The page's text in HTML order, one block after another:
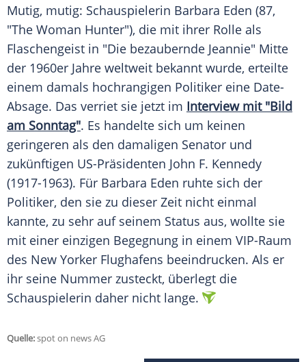
Mutig, mutig: Schauspielerin Barbara Eden (87,
"The Woman Hunter"), die mit ihrer Rolle als
Flaschengeist in "Die bezaubernde Jeannie" Mitte
der 1960er Jahre weltweit bekannt wurde, erteilte
einem damals hochrangigen Politiker eine Date-
Absage. Das verriet sie jetzt im Interview mit "Bild
am Sonntag". Es handelte sich um keinen
geringeren als den damaligen Senator und
zukünftigen US-Präsidenten John F. Kennedy
(1917-1963). Für Barbara Eden ruhte sich der
Politiker, den sie zu dieser Zeit nicht einmal
kannte, zu sehr auf seinem Status aus, wollte sie
mit einer einzigen Begegnung in einem VIP-Raum
des New Yorker Flughafens beeindrucken. Als er
ihr seine Nummer zusteckt, überlegt die
Schauspielerin daher nicht lange.
Quelle:spot on news AG